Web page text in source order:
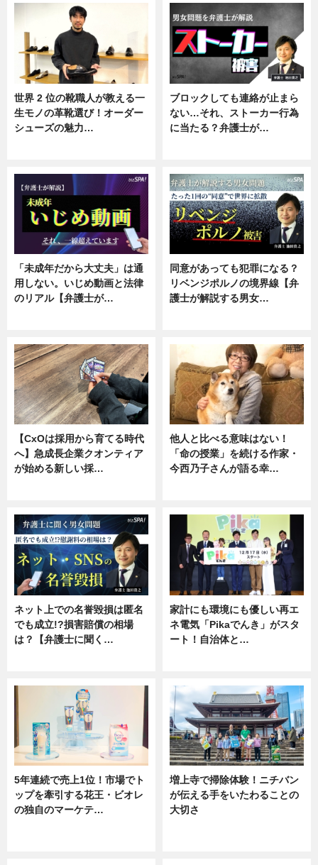
世界 2 位の靴職人が教える一
生モノの革靴選び！オーダー
シューズの魅力…
ブロックしても連絡が止まら
ない…それ、ストーカー行為
に当たる？弁護士が…
「未成年だから大丈夫」は通
用しない。いじめ動画と法律
のリアル【弁護士が…
同意があっても犯罪になる？
リベンジポルノの境界線【弁
護士が解説する男女…
【CxOは採用から育てる時代
へ】急成長企業クオンティア
が始める新しい採…
他人と比べる意味はない！
「命の授業」を続ける作家・
今西乃子さんが語る幸…
ネット上での名誉毀損は匿名
でも成立!?損害賠償の相場
は？【弁護士に聞く…
家計にも環境にも優しい再エ
ネ電気「Pikaでんき」がスタ
ート！自治体と…
5年連続で売上1位！市場でト
ップを牽引する花王・ビオレ
の独自のマーケテ…
増上寺で掃除体験！ニチバン
が伝える手をいたわることの
大切さ